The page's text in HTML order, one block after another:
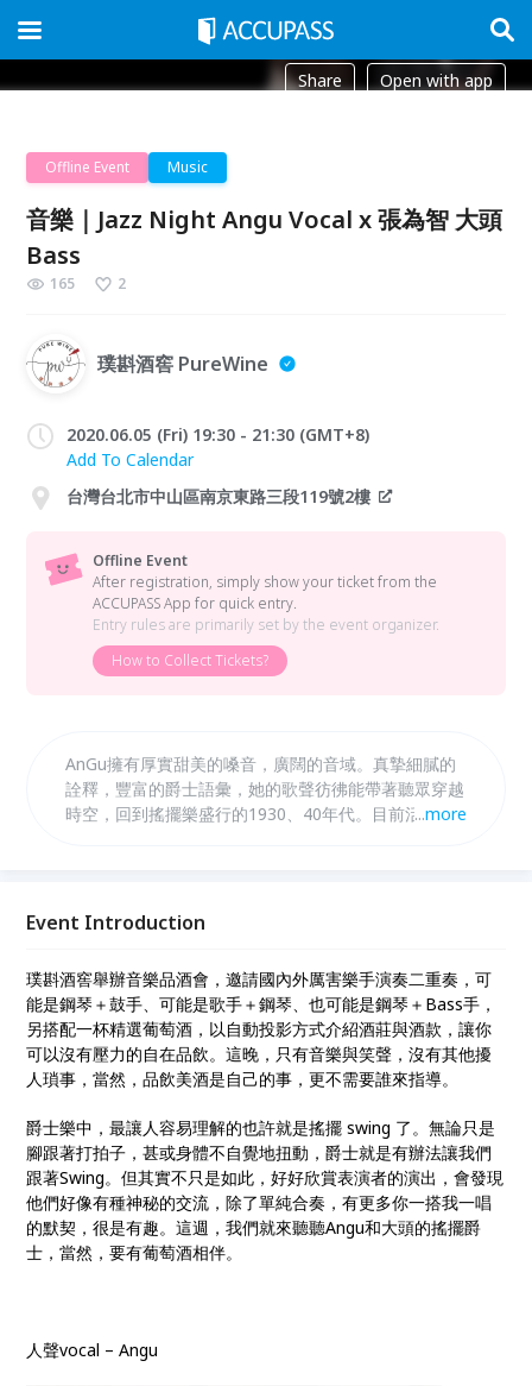
Share Open with app
Offline Event Music
音樂｜Jazz Night Angu Vocal x 張為智 大頭
Bass
165 2
璞斟酒窖 PureWine
2020.06.05 (Fri) 19:30 - 21:30 (GMT+8)
Add To Calendar
台灣台北市中山區南京東路三段119號2樓
Offline Event
After registration, simply show your ticket from the
ACCUPASS App for quick entry.
Entry rules are primarily set by the event organizer.
How to Collect Tickets?
AnGu擁有厚實甜美的嗓音，廣闊的音域。真摯細膩的
詮釋，豐富的爵士語彙，她的歌聲彷彿能帶著聽眾穿越
時空，回到搖擺樂盛行的1930、40年代。目前活躍於
...more
Event Introduction
璞斟酒窖舉辦音樂品酒會，邀請國內外厲害樂手演奏二重奏，可
能是鋼琴＋鼓手、可能是歌手＋鋼琴、也可能是鋼琴＋Bass手，
另搭配一杯精選葡萄酒，以自動投影方式介紹酒莊與酒款，讓你
可以沒有壓力的自在品飲。這晚，只有音樂與笑聲，沒有其他擾
人瑣事，當然，品飲美酒是自己的事，更不需要誰來指導。
爵士樂中，最讓人容易理解的也許就是搖擺 swing 了。無論只是
腳跟著打拍子，甚或身體不自覺地扭動，爵士就是有辦法讓我們
跟著Swing。但其實不只是如此，好好欣賞表演者的演出，會發現
他們好像有種神秘的交流，除了單純合奏，有更多你一搭我一唱
的默契，很是有趣。這週，我們就來聽聽Angu和大頭的搖擺爵
士，當然，要有葡萄酒相伴。
人聲vocal – Angu